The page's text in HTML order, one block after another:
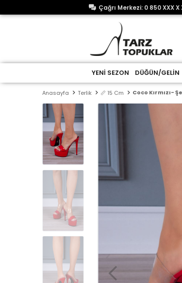
Çağrı Merkezi: 0 850 XXX X
YENİ SEZON DÜĞÜN/GELİN
Anasayfa Terlik 📏 15 Cm Coco Kırmızı-